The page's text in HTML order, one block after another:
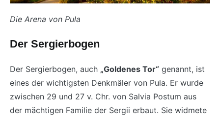
Die Arena von Pula
Der Sergierbogen
Der Sergierbogen, auch „Goldenes Tor“ genannt, ist
eines der wichtigsten Denkmäler von Pula. Er wurde
zwischen 29 und 27 v. Chr. von Salvia Postum aus
der mächtigen Familie der Sergii erbaut. Sie widmete